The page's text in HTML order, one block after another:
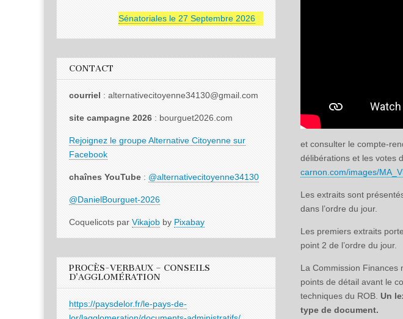
et consulter le compte-
délibérations et les votes
carnon.com/images/
Les extraits sont
dans l’ordre du jour.
Les premiers extraits
point 2 de l’ordre du jour.
La Commission Finances
points de détail avant le
techniques du ROB. Un
type de document.
Sénatoriales le 27 Septembre 2026
CONTACT
courriel : alternativecitoyenne34130@gmail.com
site campagne 2026 : bourguet2026.com
Rejoignez le groupe Alternative Citoyenne sur
Facebook
chaînes YouTube : @alternativecitoyenne34130
@DanielBourguet-2026
Coquelicots par Vikajob by Pixabay
PROCÈS-VERBAUX – CONSEILS
D’AGGLOMÉRATION
https://paysdelor.fr/le-pays-de-